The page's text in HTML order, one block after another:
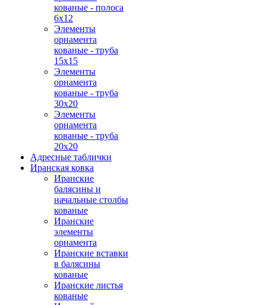
кованые - полоса
6х12
Элементы
орнамента
кованые - труба
15х15
Элементы
орнамента
кованые - труба
30х20
Элементы
орнамента
кованые - труба
20х20
Адресные таблички
Иранская ковка
Иранские
балясины и
начальные столбы
кованые
Иранские
элементы
орнамента
Иранские вставки
в балясины
кованые
Иранские листья
кованые